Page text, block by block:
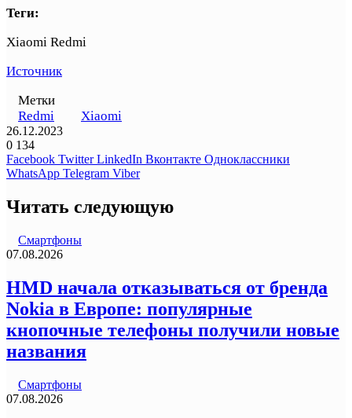
Теги:
Xiaomi Redmi
Источник
Метки
Redmi
Xiaomi
26.12.2023
0 134
Facebook Twitter LinkedIn Вконтакте Одноклассники
WhatsApp Telegram Viber
Читать следующую
Смартфоны
07.08.2026
HMD начала отказываться от бренда
Nokia в Европе: популярные
кнопочные телефоны получили новые
названия
Смартфоны
07.08.2026